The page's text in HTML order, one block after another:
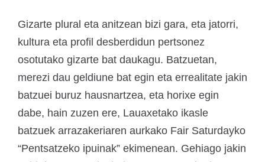
Gizarte plural eta anitzean bizi gara, eta jatorri,
kultura eta profil desberdidun pertsonez
osotutako gizarte bat daukagu. Batzuetan,
merezi dau geldiune bat egin eta errealitate jakin
batzuei buruz hausnartzea, eta horixe egin
dabe, hain zuzen ere, Lauaxetako ikasle
batzuek arrazakeriaren aurkako Fair Saturdayko
“Pentsatzeko ipuinak” ekimenean. Gehiago jakin